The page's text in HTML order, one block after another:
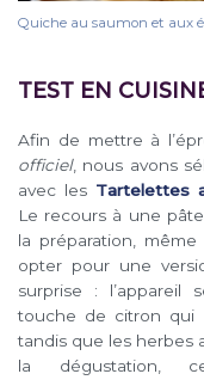
Quiche au saumon et aux
TEST EN
Afin de mettre à
officiel, nous avons
avec les Tartelettes
Le recours à une
la préparation,
opter pour une
surprise : l’appareil
touche de citron qui
tandis que les herbes
la dégustation,